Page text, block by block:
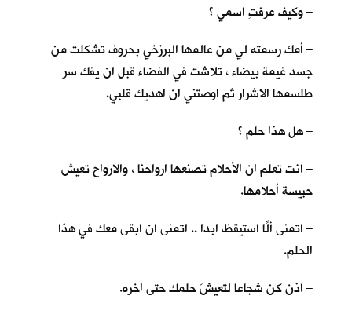
– وكيف عرفتِ اسمي ؟
– أمك رسمته لي من عالمها البرزخي بحروف تشكلت من
جسد غيمة بيضاء ، تلاشت في الفضاء قبل ان يفك سر
طلسمها الاشرار ثم اوصتني ان اهديك قلبي.
– هل هذا حلم ؟
– انت تعلم ان الأحلام تصنعها ارواحنا ، والارواح تعيش
حبيسة أحلامها.
– اتمنى ألّا استيقظ ابدا .. اتمنى ان ابقى معكِ في هذا
الحلم.
– اذن كن شجاعا لتعيشَ حلمك حتى اخره.